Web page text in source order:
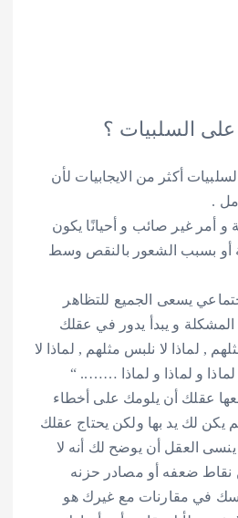
؟
من الايجابيات لأن
و أحيانًا يكون
بالنقص وسط
الجميع للتظاهر
يبدأ يدور في عقلك
نلبس مثلهم , لماذا لا
و لماذا …….. “
أن يلومك على أخطاء
بها ولكن يحتاج عقلك
أن يوضح لك أنه لا
أو مصادر حزنه
مع غيرك هو